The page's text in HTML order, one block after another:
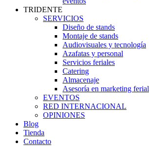
TRIDENTE
SERVICIOS
Diseño de stands
Montaje de stands
Audiovisuales y tecnología
Azafatas y personal
Servicios feriales
Catering
Almacenaje
Asesoría en marketing ferial
EVENTOS
RED INTERNACIONAL
OPINIONES
Blog
Tienda
Contacto